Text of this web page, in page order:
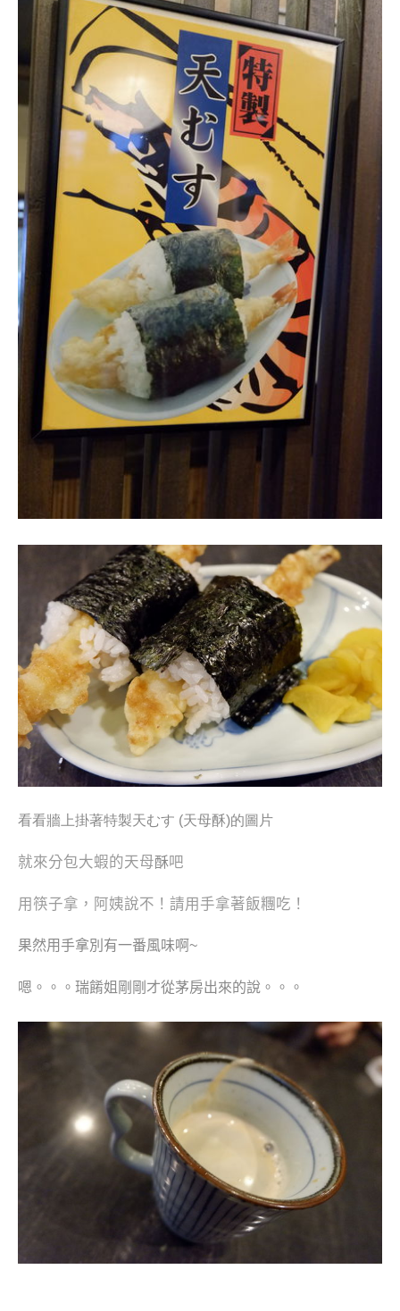
看看牆上掛著特製天むす (天母酥)的圖片
就來分包大蝦的天母酥吧
用筷子拿，阿姨說不！請用手拿著飯糰吃！
果然用手拿別有一番風味啊~
嗯。。。瑞餚姐剛剛才從茅房出來的說。。。